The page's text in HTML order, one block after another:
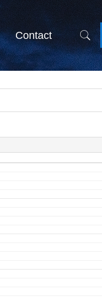
Contact